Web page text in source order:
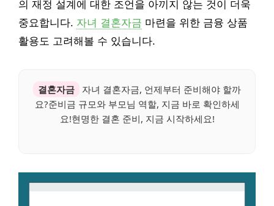
의 재정 설계에 대한 조언을 아끼지 않는 것이 더욱
중요합니다. 자녀 결혼자금 마련을 위한 금융 상품
활용도 고려해볼 수 있습니다.
결혼자금
자녀 결혼자금, 언제부터 준비해야 할까
요?준비금 규모와 부모님 역할, 지금 바로 확인하세
요!현명한 결혼 준비, 지금 시작하세요!